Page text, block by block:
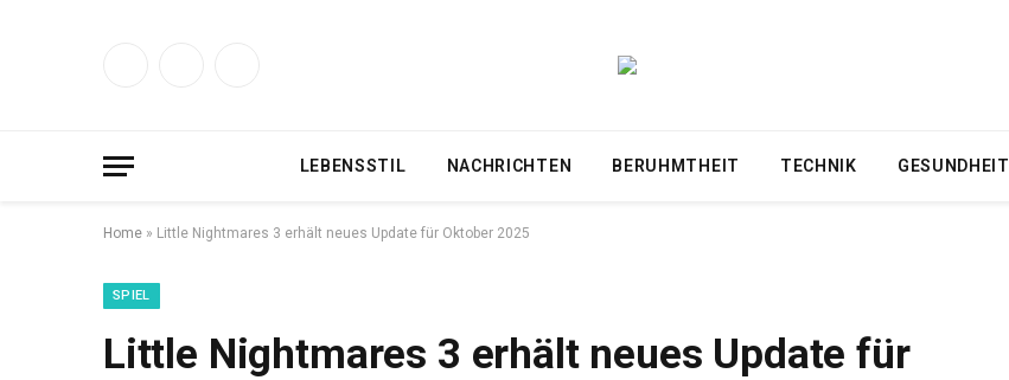
LEBENSSTIL NACHRICHTEN BERUHMTHEIT TECHNIK GESUNDHEIT
Home » Little Nightmares 3 erhält neues Update für Oktober 2025
SPIEL
Little Nightmares 3 erhält neues Update für